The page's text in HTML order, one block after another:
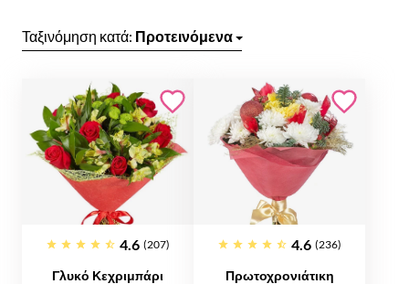
Ταξινόμηση κατά: Προτεινόμενα
4.6 (207)
Γλυκό Κεχριμπάρι
4.6 (236)
Πρωτοχρονιάτικη